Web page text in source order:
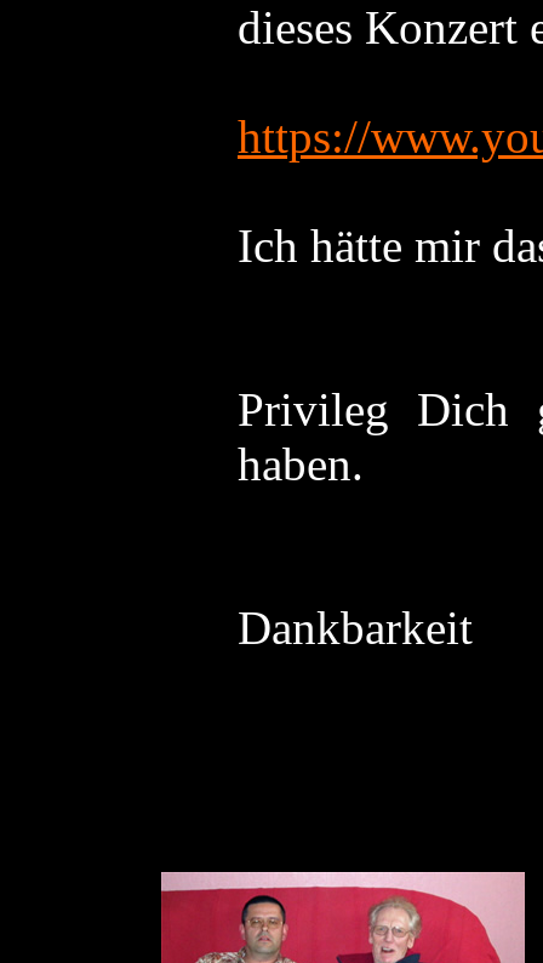
dieses Konzert
https://
Ich hätte mir
Privileg Dich
haben.
Dankbarkeit